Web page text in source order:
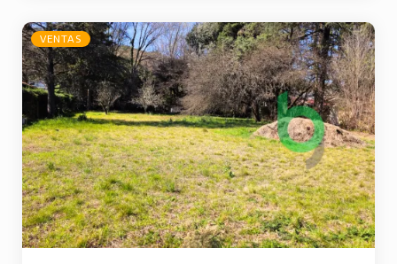
VENTAS